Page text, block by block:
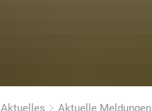
Aktuelles Aktuelle Meldungen